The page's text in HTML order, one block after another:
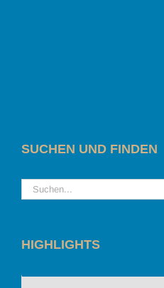
SUCHEN UND FINDEN
Suche
nach:
HIGHLIGHTS